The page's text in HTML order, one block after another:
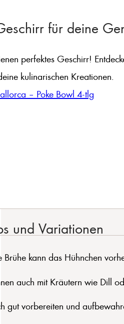
für deine
perfektes Geschirr!
kulinarischen Kreationen.
– Poke Bowl 4-tlg
und Variationen
Brühe kann das Hühnchen
auch mit Kräutern wie Dill
gut vorbereiten und